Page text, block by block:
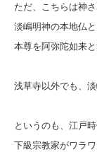
ただ、こちらは神
淡嶋明神の本地仏
本尊を阿弥陀如来
浅草寺以外でも、
というのも、江戸
下級宗教家がワラ